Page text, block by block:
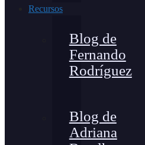
Recursos
Blog de
Fernando
Rodríguez
Blog de
Adriana